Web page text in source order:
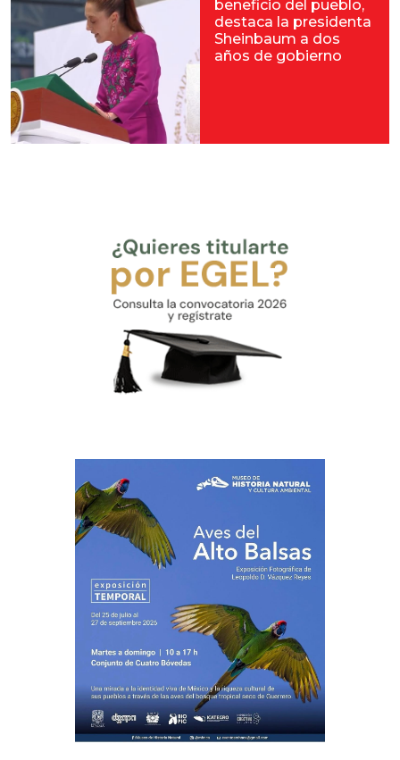
beneficio del pueblo,
destaca la presidenta
Sheinbaum a dos
años de gobierno